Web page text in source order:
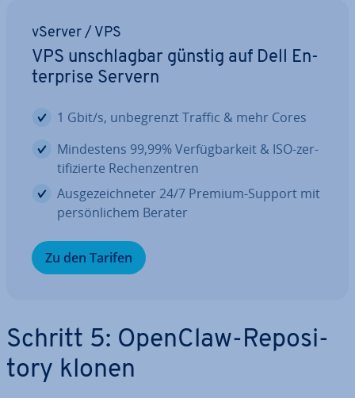
vServer / VPS
VPS un­schlag­bar günstig auf Dell En­
ter­pri­se Servern
1 Gbit/s, un­be­grenzt Traffic & mehr Cores
Min­des­tens 99,99% Ver­füg­bar­keit & ISO-zer­
ti­fi­zier­te Re­chen­zen­tren
Aus­ge­zeich­ne­ter 24/7 Premium-Support mit
per­sön­li­chem Berater
Zu den Tarifen
Schritt 5: OpenClaw-Re­po­si­
to­ry klonen